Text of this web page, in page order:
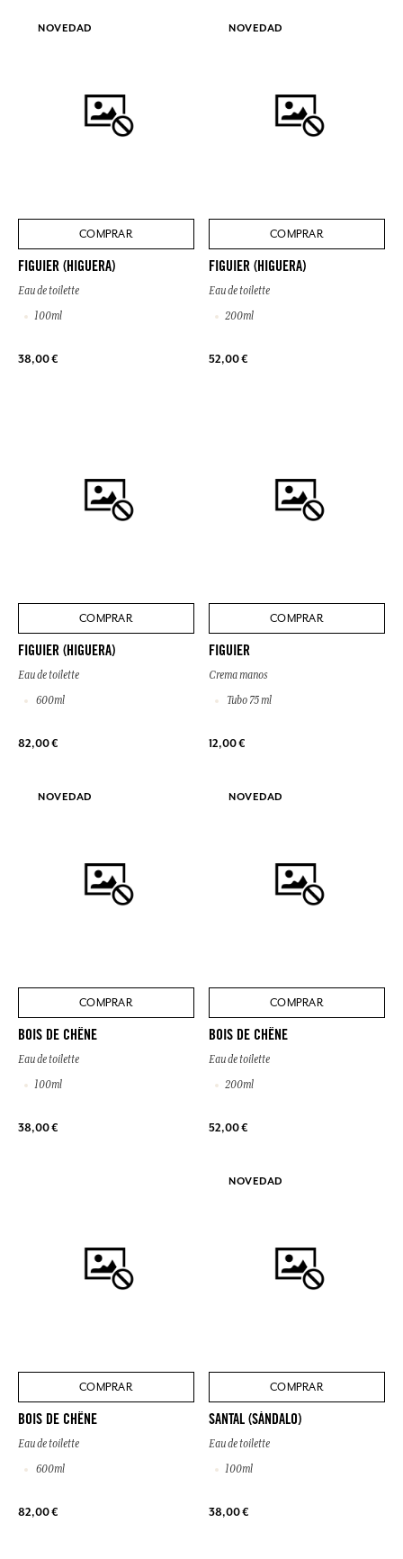
NOVEDAD
COMPRAR
FIGUIER (HIGUERA)
Eau de toilette
100ml
38,00 €
NOVEDAD
COMPRAR
FIGUIER (HIGUERA)
Eau de toilette
200ml
52,00 €
COMPRAR
FIGUIER (HIGUERA)
Eau de toilette
600ml
82,00 €
COMPRAR
FIGUIER
Crema manos
Tubo 75 ml
12,00 €
NOVEDAD
COMPRAR
BOIS DE CHÊNE
Eau de toilette
100ml
38,00 €
NOVEDAD
COMPRAR
BOIS DE CHÊNE
Eau de toilette
200ml
52,00 €
COMPRAR
BOIS DE CHÊNE
Eau de toilette
600ml
82,00 €
NOVEDAD
COMPRAR
SANTAL (SÁNDALO)
Eau de toilette
100ml
38,00 €